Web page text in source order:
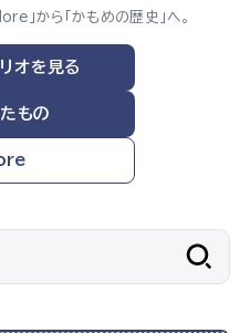
」から「かもめの歴史」へ。
オを見る
もの